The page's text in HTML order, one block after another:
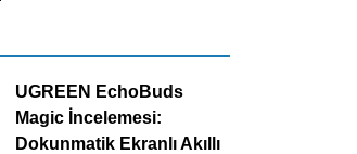
UGREEN EchoBuds
Magic İncelemesi:
Dokunmatik Ekranlı Akıllı